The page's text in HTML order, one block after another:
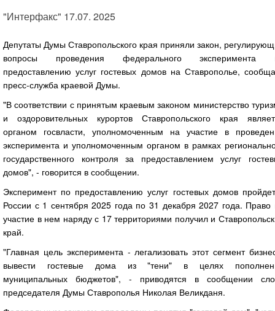
"Интерфакс" 17.07. 2025
Депутаты Думы Ставропольского края приняли закон,
вопросы проведения федерального эксперимента
предоставлению услуг гостевых домов на Ставрополье,
пресс-служба краевой Думы.
"В соответствии с принятым краевым законом министерство
и оздоровительных курортов Ставропольского края
органом госвласти, уполномоченным на участие в
эксперимента и уполномоченным органом в рамках
государственного контроля за предоставлением услуг
домов", - говорится в сообщении.
Эксперимент по предоставлению услуг гостевых домов
России с 1 сентября 2025 года по 31 декабря 2027 года. Право
участие в нем наряду с 17 территориями получил и
край.
"Главная цель эксперимента - легализовать этот сегмент
вывести гостевые дома из "тени" в целях
муниципальных бюджетов", - приводятся в сообщении
председателя Думы Ставрополья Николая Великданя.